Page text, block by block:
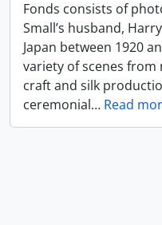
Fonds consists of
Small’s husband,
Japan between 1920
variety of scenes
craft and silk
ceremonial… Read